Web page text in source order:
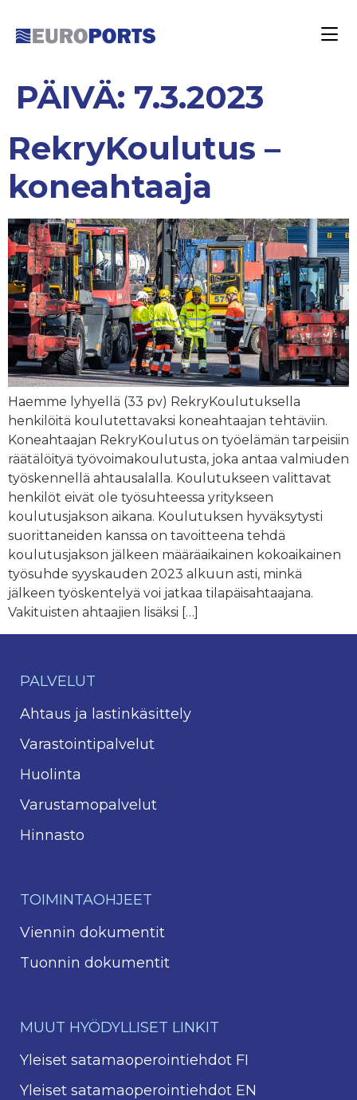
PÄIVÄ: 7.3.2023
RekryKoulutus –
koneahtaaja
Haemme lyhyellä (33 pv) RekryKoulutuksella
henkilöitä koulutettavaksi koneahtaajan tehtäviin.
Koneahtaajan RekryKoulutus on työelämän tarpeisiin
räätälöityä työvoimakoulutusta, joka antaa valmiuden
työskennellä ahtausalalla. Koulutukseen valittavat
henkilöt eivät ole työsuhteessa yritykseen
koulutusjakson aikana. Koulutuksen hyväksytysti
suorittaneiden kanssa on tavoitteena tehdä
koulutusjakson jälkeen määräaikainen kokoaikainen
työsuhde syyskauden 2023 alkuun asti, minkä
jälkeen työskentelyä voi jatkaa tilapäisahtaajana.
Vakituisten ahtaajien lisäksi […]
PALVELUT
Ahtaus ja lastinkäsittely
Varastointipalvelut
Huolinta
Varustamopalvelut
Hinnasto
TOIMINTAOHJEET
Viennin dokumentit
Tuonnin dokumentit
MUUT HYÖDYLLISET LINKIT
Yleiset satamaoperointiehdot FI
Yleiset satamaoperointiehdot EN